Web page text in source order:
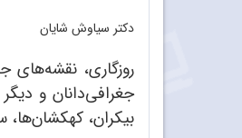
دکتر سیاوش شایان
روزگاری،
جغرافی‌دانان و
بیکران، کهکشان‌ها،